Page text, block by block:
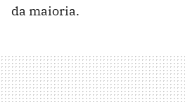
da maioria.